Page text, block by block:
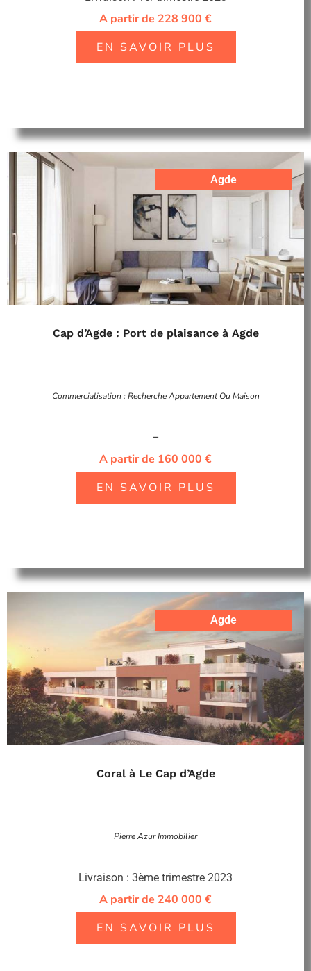
A partir de 228 900 €
EN SAVOIR PLUS
Agde
Cap d’Agde : Port de plaisance à Agde
Commercialisation : Recherche Appartement Ou Maison
–
A partir de 160 000 €
EN SAVOIR PLUS
Agde
Coral à Le Cap d’Agde
Pierre Azur Immobilier
Livraison : 3ème trimestre 2023
A partir de 240 000 €
EN SAVOIR PLUS